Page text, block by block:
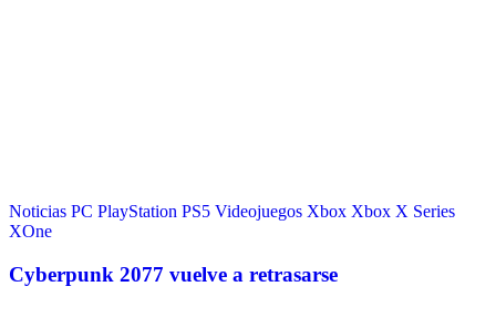
Noticias PC PlayStation PS5 Videojuegos Xbox Xbox X Series
XOne
Cyberpunk 2077 vuelve a retrasarse